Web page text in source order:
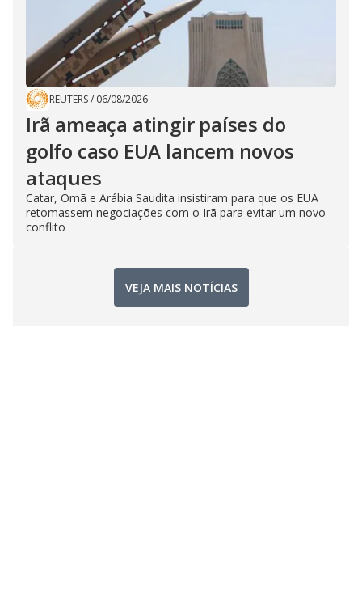
REUTERS/ 06/08/2026
Irã ameaça atingir países do
golfo caso EUA lancem novos
ataques
Catar, Omã e Arábia Saudita insistiram para que os EUA
retomassem negociações com o Irã para evitar um novo
conflito
VEJA MAIS NOTÍCIAS